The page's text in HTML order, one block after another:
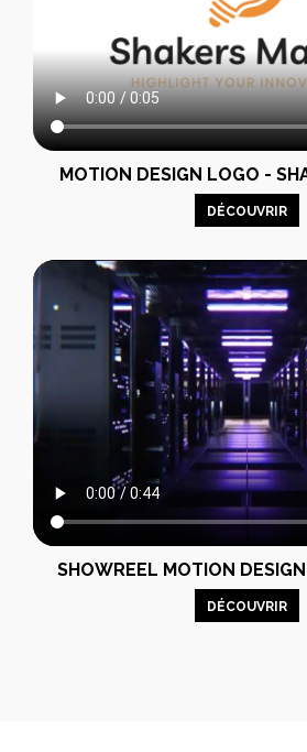
MOTION DESIGN LOGO -
DÉCOUVRIR
SHOWREEL MOTION
DÉCOUVRIR